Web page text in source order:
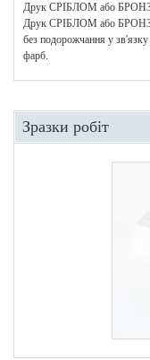
Друк СРІБЛОМ або
Друк СРІБЛОМ або
без подорожчання у
фарб.
Зразки робіт